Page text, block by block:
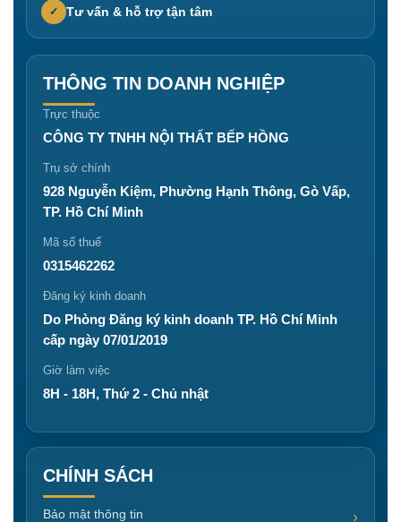
✓ Tư vấn & hỗ trợ tận tâm
THÔNG TIN DOANH NGHIỆP
Trực thuộc
CÔNG TY TNHH NỘI THẤT BẾP HỒNG
Trụ sở chính
928 Nguyễn Kiệm, Phường Hạnh Thông, Gò Vấp,
TP. Hồ Chí Minh
Mã số thuế
0315462262
Đăng ký kinh doanh
Do Phòng Đăng ký kinh doanh TP. Hồ Chí Minh
cấp ngày 07/01/2019
Giờ làm việc
8H - 18H, Thứ 2 - Chủ nhật
CHÍNH SÁCH
Bảo mật thông tin